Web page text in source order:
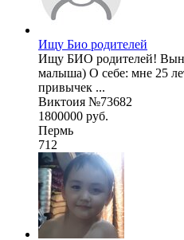
Ищу Био родителей
Ищу БИО родителей!
малыша) О себе: мне 25
привычек ...
Виктоия №73682
1800000 руб.
Пермь
712